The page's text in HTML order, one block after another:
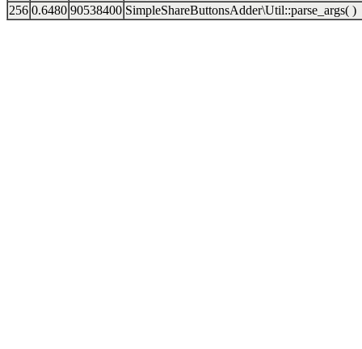
256 0.6480 90538400 SimpleShareButtonsAdder\Util::parse_args( )